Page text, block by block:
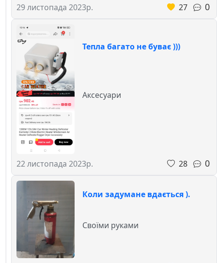
29 листопада 2023р.
27
0
Тепла багато не буває )))
22 листопада 2023р.
Аксесуари
28 0
Коли задумане вдається ).
Своїми руками